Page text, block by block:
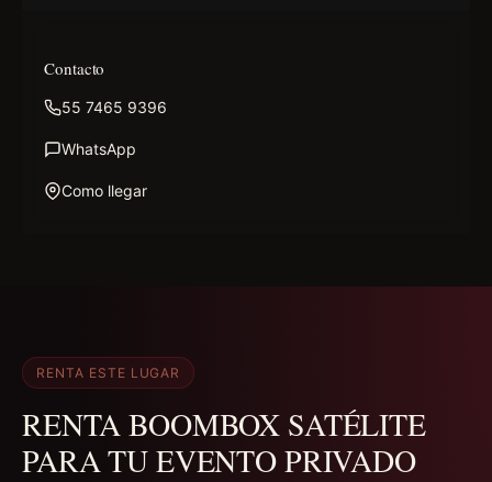
Contacto
55 7465 9396
WhatsApp
Como llegar
RENTA ESTE LUGAR
RENTA BOOMBOX SATÉLITE
PARA TU EVENTO PRIVADO